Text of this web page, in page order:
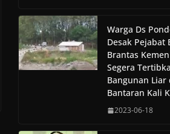
Warga Ds
Desak Pejabat
Brantas Kemen
Segera
Bangunan Liar
Bantaran Kali
2023-06-18